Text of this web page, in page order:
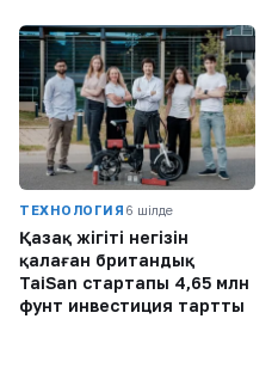
ТЕХНОЛОГИЯ 6 шілде
Қазақ жігіті негізін
қалаған британдық
TaiSan стартапы 4,65 млн
фунт инвестиция тартты